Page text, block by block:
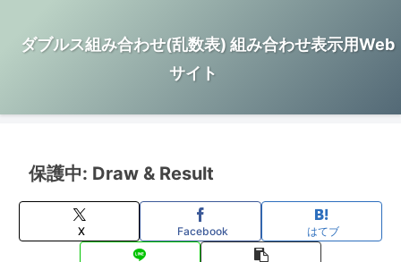
ダブルス組み合わせ(乱数表) 組み合わせ表示用Web
サイト
保護中: Draw & Result
X Facebook はてブ